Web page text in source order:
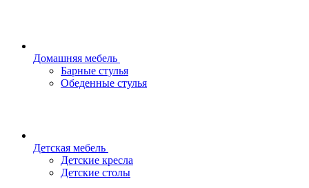
Домашняя мебель
Барные стулья
Обеденные стулья
Детская мебель
Детские кресла
Детские столы